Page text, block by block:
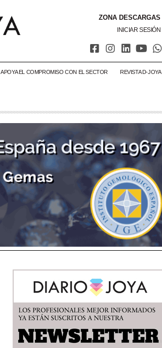
ZONA DESCARGAS
INICIAR SESIÓN
APOYA EL COMPROMISO CON EL SECTOR REVISTA D-JOYA